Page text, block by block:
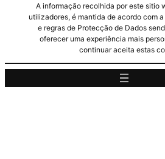
A informação recolhida por este sitio
utilizadores, é mantida de acordo com
e regras de Protecção de Dados
oferecer uma experiência mais
continuar aceita estas